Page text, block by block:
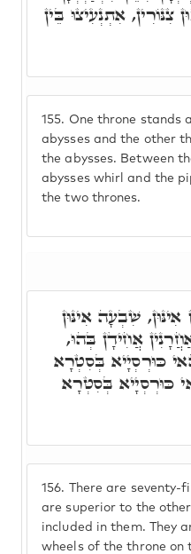
155. One throne stands
abysses and the other
the abysses. Between
abysses whirl and the
the two thrones.
צִנּוֹרִין, אִתְנְעִיצוּ בֵּין
156.
There are seventy-
are superior to the
included in them. They
wheels of the throne on
שִׁבְעָה אִינּוּן
אֲחִידָן בְּהוּ,
כּוּרְסְיָיא בְּסִטְרָא
כּוּרְסְיָיא בְּסִטְרָא